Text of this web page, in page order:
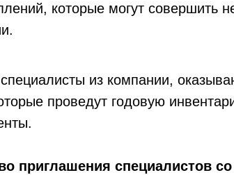
которые могут совершить
из компании,
проведут годовую
приглашения специалистов